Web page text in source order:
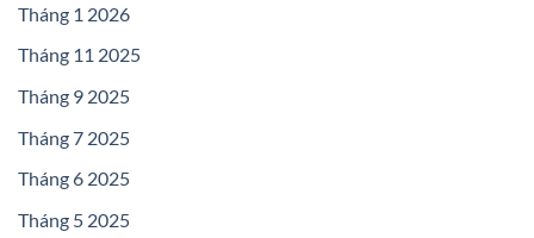
Tháng 1 2026
Tháng 11 2025
Tháng 9 2025
Tháng 7 2025
Tháng 6 2025
Tháng 5 2025